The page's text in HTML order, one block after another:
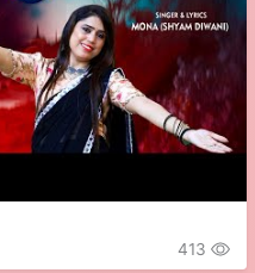
413